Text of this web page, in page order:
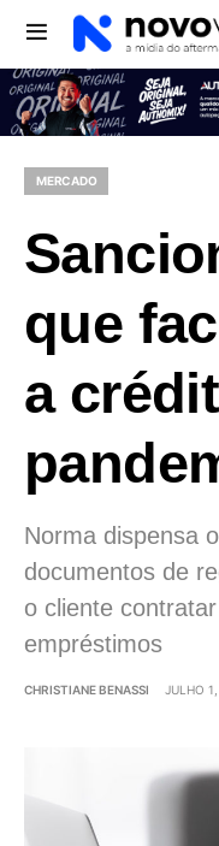
MERCADO
que
a
Norma dispensa
documentos de
o cliente
empréstimos
CHRISTIANE BENASSI JULHO